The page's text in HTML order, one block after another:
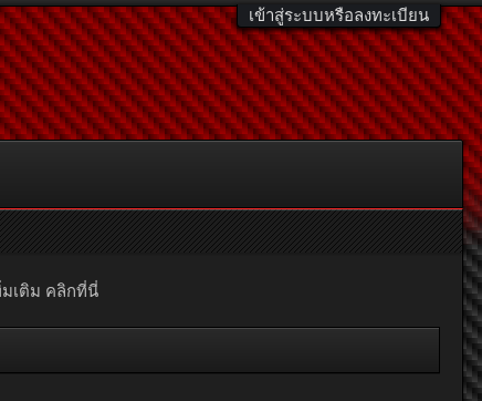
เข้าสู่ระบบหรือลงทะเบียน
มเติม คลิกที่นี่